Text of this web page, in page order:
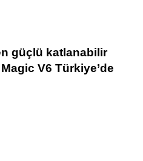
güçlü katlanabilir
V6 Türkiye’de